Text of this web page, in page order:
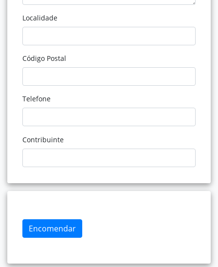
Localidade
Código Postal
Telefone
Contribuinte
Encomendar